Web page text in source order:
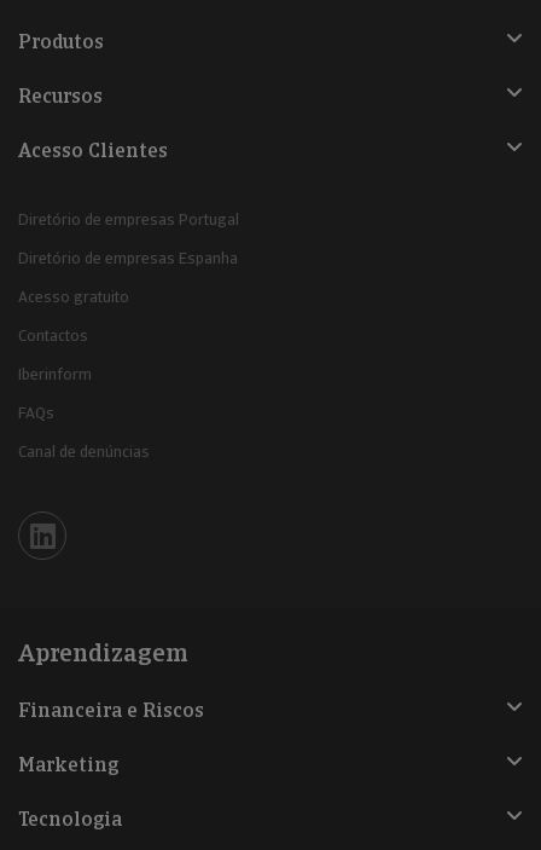
Produtos
Recursos
Acesso Clientes
Diretório de empresas Portugal
Diretório de empresas Espanha
Acesso gratuito
Contactos
Iberinform
FAQs
Canal de denúncias
Iberinform en Linkedin
Aprendizagem
Financeira e Riscos
Marketing
Tecnologia